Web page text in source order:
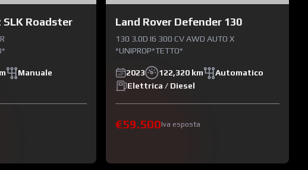
SLK Roadster
Manuale
Land Rover Defender 130
130 3.0D I6 300 CV AWD AUTO X
*UNIPROP*TETTO*
2023 122,320 km
Automatico
Elettrica / Diesel
€59.500Iva esposta